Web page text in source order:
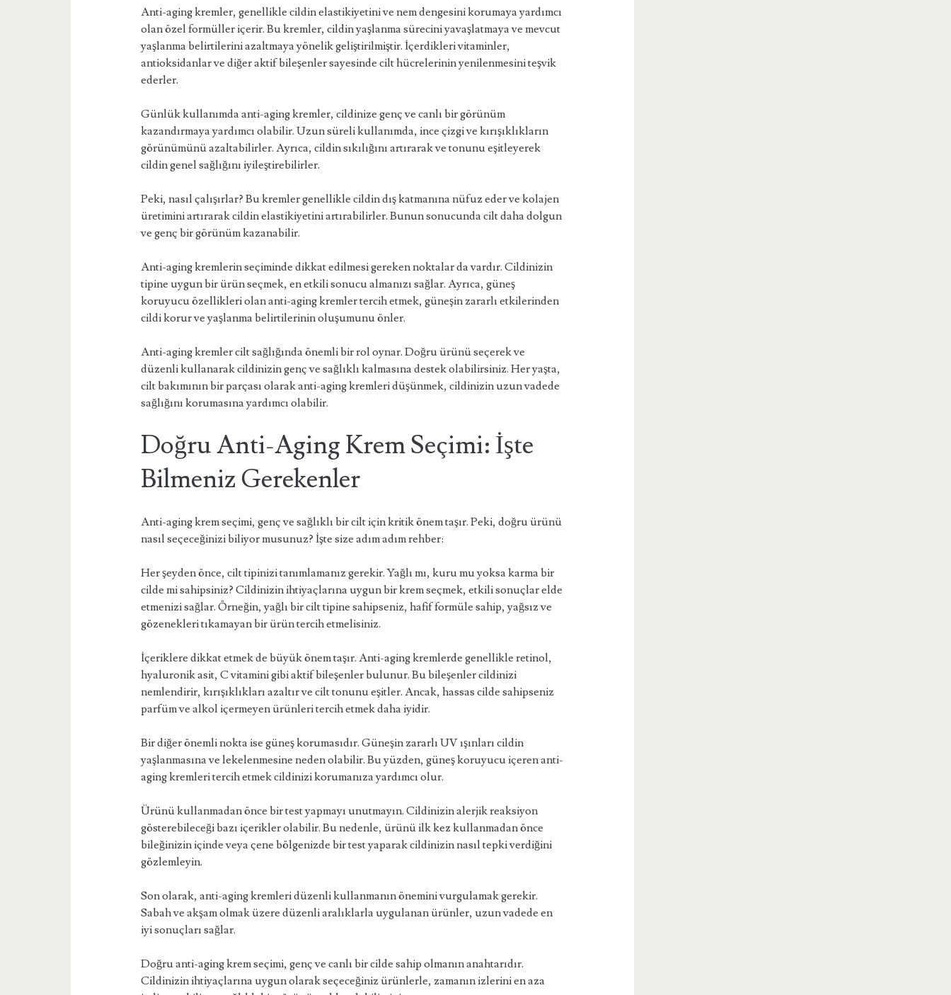
Anti-aging kremler, genellikle cildin elastikiyetini ve nem dengesini korumaya yardımcı
olan özel formüller içerir. Bu kremler, cildin yaşlanma sürecini yavaşlatmaya ve mevcut
yaşlanma belirtilerini azaltmaya yönelik geliştirilmiştir. İçerdikleri vitaminler,
antioksidanlar ve diğer aktif bileşenler sayesinde cilt hücrelerinin yenilenmesini teşvik
ederler.
Günlük kullanımda anti-aging kremler, cildinize genç ve canlı bir görünüm
kazandırmaya yardımcı olabilir. Uzun süreli kullanımda, ince çizgi ve kırışıklıkların
görünümünü azaltabilirler. Ayrıca, cildin sıkılığını artırarak ve tonunu eşitleyerek
cildin genel sağlığını iyileştirebilirler.
Peki, nasıl çalışırlar? Bu kremler genellikle cildin dış katmanına nüfuz eder ve kolajen
üretimini artırarak cildin elastikiyetini artırabilirler. Bunun sonucunda cilt daha dolgun
ve genç bir görünüm kazanabilir.
Anti-aging kremlerin seçiminde dikkat edilmesi gereken noktalar da vardır. Cildinizin
tipine uygun bir ürün seçmek, en etkili sonucu almanızı sağlar. Ayrıca, güneş
koruyucu özellikleri olan anti-aging kremler tercih etmek, güneşin zararlı etkilerinden
cildi korur ve yaşlanma belirtilerinin oluşumunu önler.
Anti-aging kremler cilt sağlığında önemli bir rol oynar. Doğru ürünü seçerek ve
düzenli kullanarak cildinizin genç ve sağlıklı kalmasına destek olabilirsiniz. Her yaşta,
cilt bakımının bir parçası olarak anti-aging kremleri düşünmek, cildinizin uzun vadede
sağlığını korumasına yardımcı olabilir.
Doğru Anti-Aging Krem Seçimi: İşte
Bilmeniz Gerekenler
Anti-aging krem seçimi, genç ve sağlıklı bir cilt için kritik önem taşır. Peki, doğru ürünü
nasıl seçeceğinizi biliyor musunuz? İşte size adım adım rehber:
Her şeyden önce, cilt tipinizi tanımlamanız gerekir. Yağlı mı, kuru mu yoksa karma bir
cilde mi sahipsiniz? Cildinizin ihtiyaçlarına uygun bir krem seçmek, etkili sonuçlar elde
etmenizi sağlar. Örneğin, yağlı bir cilt tipine sahipseniz, hafif formüle sahip, yağsız ve
gözenekleri tıkamayan bir ürün tercih etmelisiniz.
İçeriklere dikkat etmek de büyük önem taşır. Anti-aging kremlerde genellikle retinol,
hyaluronik asit, C vitamini gibi aktif bileşenler bulunur. Bu bileşenler cildinizi
nemlendirir, kırışıklıkları azaltır ve cilt tonunu eşitler. Ancak, hassas cilde sahipseniz
parfüm ve alkol içermeyen ürünleri tercih etmek daha iyidir.
Bir diğer önemli nokta ise güneş korumasıdır. Güneşin zararlı UV ışınları cildin
yaşlanmasına ve lekelenmesine neden olabilir. Bu yüzden, güneş koruyucu içeren anti-
aging kremleri tercih etmek cildinizi korumanıza yardımcı olur.
Ürünü kullanmadan önce bir test yapmayı unutmayın. Cildinizin alerjik reaksiyon
gösterebileceği bazı içerikler olabilir. Bu nedenle, ürünü ilk kez kullanmadan önce
bileğinizin içinde veya çene bölgenizde bir test yaparak cildinizin nasıl tepki verdiğini
gözlemleyin.
Son olarak, anti-aging kremleri düzenli kullanmanın önemini vurgulamak gerekir.
Sabah ve akşam olmak üzere düzenli aralıklarla uygulanan ürünler, uzun vadede en
iyi sonuçları sağlar.
Doğru anti-aging krem seçimi, genç ve canlı bir cilde sahip olmanın anahtarıdır.
Cildinizin ihtiyaçlarına uygun olarak seçeceğiniz ürünlerle, zamanın izlerini en aza